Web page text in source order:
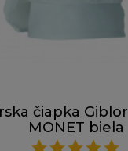
čiapka
MONET biela